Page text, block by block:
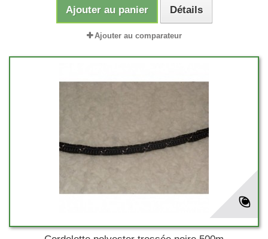
Ajouter au panier Détails
Ajouter au comparateur